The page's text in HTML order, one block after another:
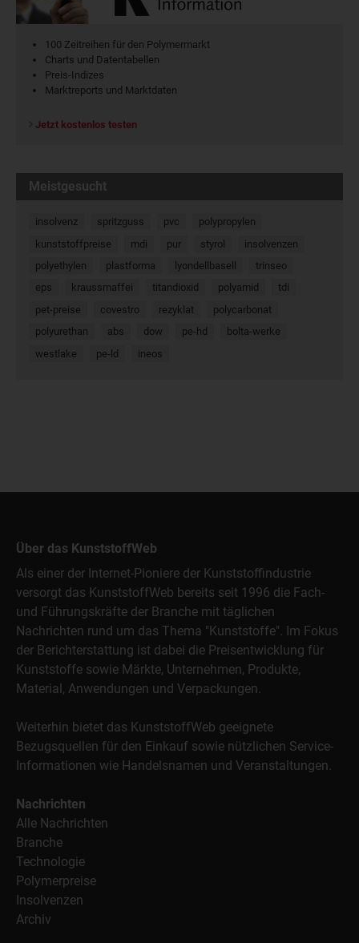
100 Zeitreihen für den Polymermarkt
Charts und Datentabellen
Preis-Indizes
Marktreports und Marktdaten
Jetzt kostenlos testen
Meistgesucht
insolvenz spritzguss pvc
polypropylen
kunststoffpreise
mdi pur styrol
insolvenzen
polyethylen
plastforma lyondellbasell
trinseo
eps
kraussmaffei titandioxid polyamid
tdi
pet-preise
covestro rezyklat
polycarbonat
polyurethan
abs dow pe-hd
bolta-werke
westlake
pe-ld ineos
Über das KunststoffWeb
Als einer der Internet-Pioniere der Kunststoffindustrie
versorgt das KunststoffWeb bereits seit 1996 die Fach-
und Führungskräfte der Branche mit täglichen
Nachrichten rund um das Thema "Kunststoffe". Im Fokus
der Berichterstattung ist dabei die Preisentwicklung für
Kunststoffe sowie Märkte, Unternehmen, Produkte,
Material, Anwendungen und Verpackungen.
Weiterhin bietet das KunststoffWeb geeignete
Bezugsquellen für den Einkauf sowie nützlichen Service-
Informationen wie Handelsnamen und Veranstaltungen.
Nachrichten
Alle Nachrichten
Branche
Technologie
Polymerpreise
Insolvenzen
Archiv